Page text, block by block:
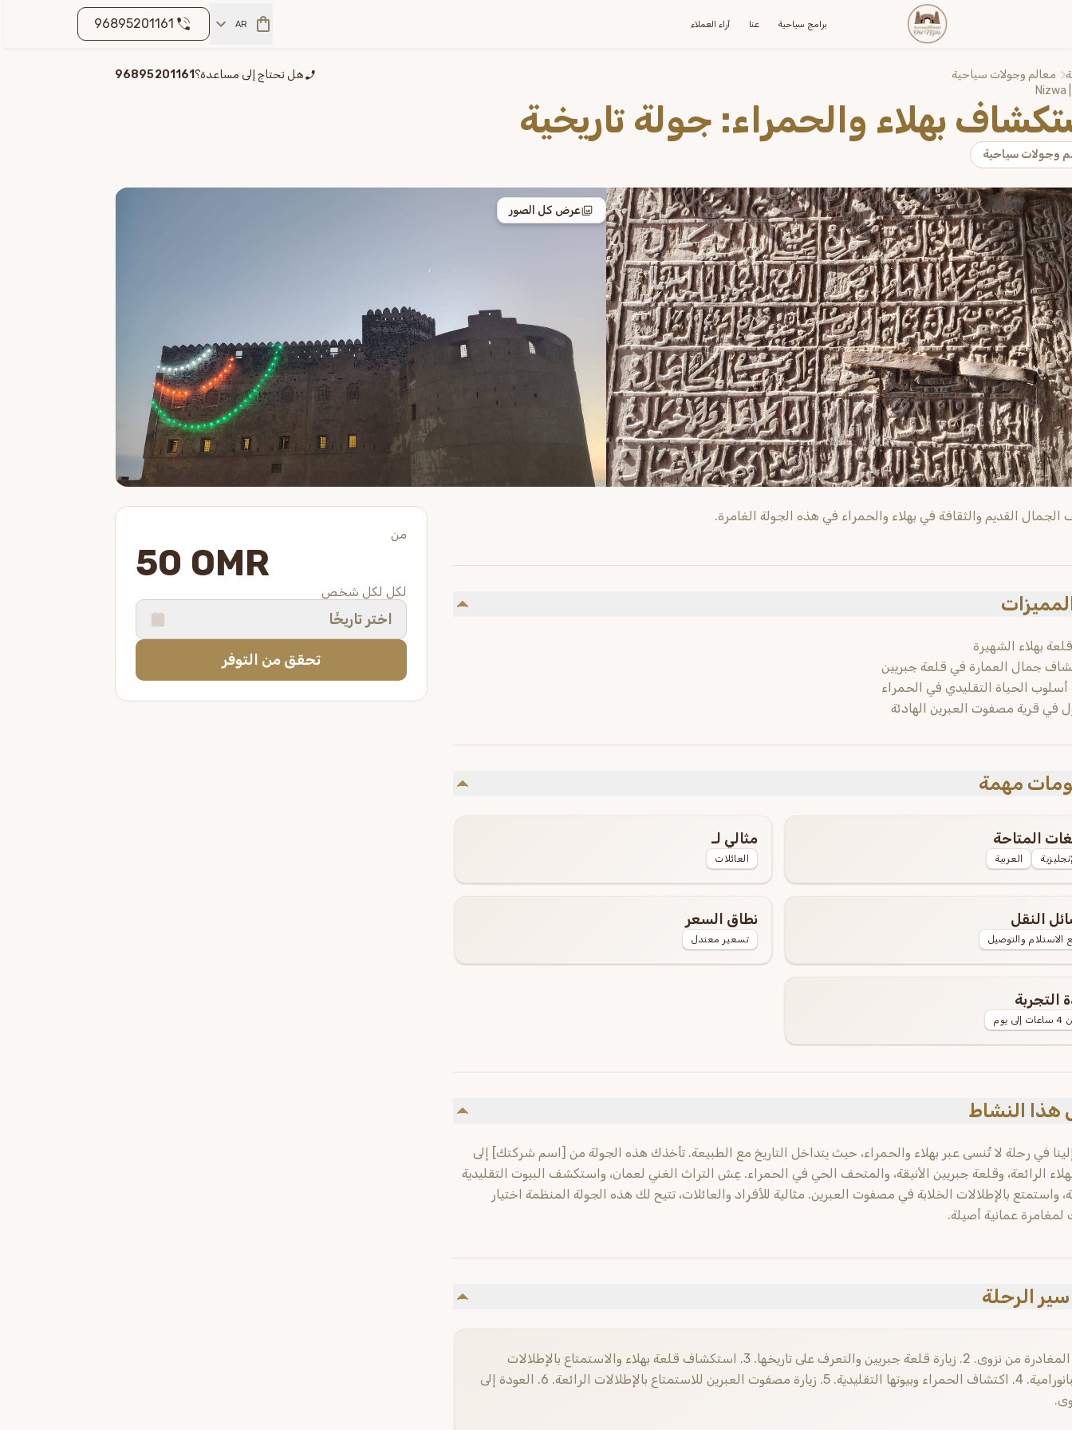
برامج سياحية عنا آراء العملاء AR
96895201161
معالم وجولات سياحية هل تحتاج إلى مساعدة؟ 96895201161
Nizwa
بهلاء والحمراء: جولة تاريخية
وجولات سياحية
عرض كل الصور
من
50 OMR
لكل لكل شخص
اختر تاريخًا
تحقق من التوفر
القديم والثقافة في بهلاء والحمراء في هذه الجولة الغامرة.
المميزات
قلعة بهلاء الشهيرة
جمال العمارة في قلعة جبريين
أسلوب الحياة التقليدي في الحمراء
في قرية مصفوت العبرين الهادئة
مهمة
المتاحة
العربية
مثالي لـ
العائلات
النقل
الاستلام والتوصيل
نطاق السعر
تسعير معتدل
التجربة
يوم
النشاط
في رحلة لا تُنسى عبر بهلاء والحمراء، حيث يتداخل التاريخ مع الطبيعة. تأخذك هذه الجولة من [اسم شركتك] إلى
الرائعة، وقلعة جبريين الأنيقة، والمتحف الحي في الحمراء. عِش التراث الغني لعمان، واستكشف البيوت التقليدية
واستمتع بالإطلالات الخلابة في مصفوت العبرين. مثالية للأفراد والعائلات، تتيح لك هذه الجولة المنظمة اختيار
لمغامرة عمانية أصيلة.
الرحلة
1. المغادرة من نزوى. 2. زيارة قلعة جبريين والتعرف على تاريخها. 3. استكشاف قلعة بهلاء والاستمتاع بالإطلالات
البانورامية. 4. اكتشاف الحمراء وبيوتها التقليدية. 5. زيارة مصفوت العبرين للاستمتاع بالإطلالات الرائعة. 6. العودة إلى